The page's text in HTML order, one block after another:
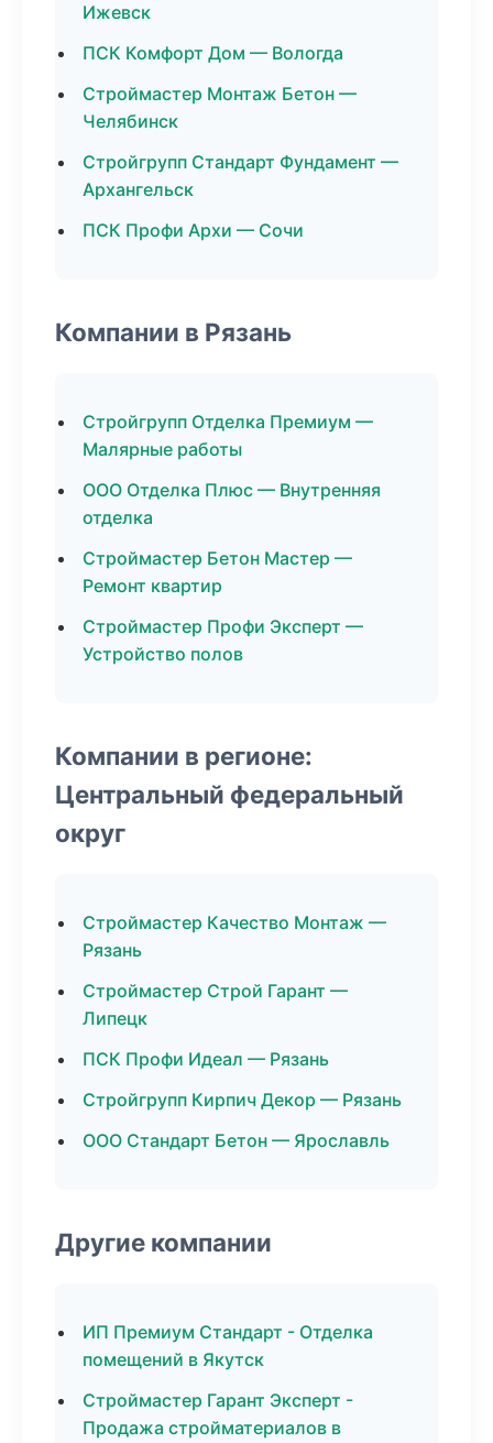
Ижевск
ПСК Комфорт Дом — Вологда
Строймастер Монтаж Бетон —
Челябинск
Стройгрупп Стандарт Фундамент —
Архангельск
ПСК Профи Архи — Сочи
Компании в Рязань
Стройгрупп Отделка Премиум —
Малярные работы
ООО Отделка Плюс — Внутренняя
отделка
Строймастер Бетон Мастер —
Ремонт квартир
Строймастер Профи Эксперт —
Устройство полов
Компании в регионе:
Центральный федеральный
округ
Строймастер Качество Монтаж —
Рязань
Строймастер Строй Гарант —
Липецк
ПСК Профи Идеал — Рязань
Стройгрупп Кирпич Декор — Рязань
ООО Стандарт Бетон — Ярославль
Другие компании
ИП Премиум Стандарт - Отделка
помещений в Якутск
Строймастер Гарант Эксперт -
Продажа стройматериалов в